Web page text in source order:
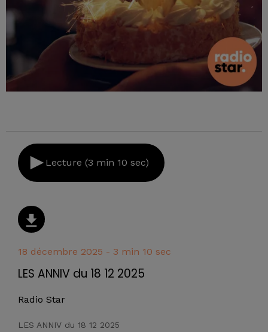
Lecture (3 min 10 sec)
18 décembre 2025 - 3 min 10 sec
LES ANNIV du 18 12 2025
Radio Star
LES ANNIV du 18 12 2025